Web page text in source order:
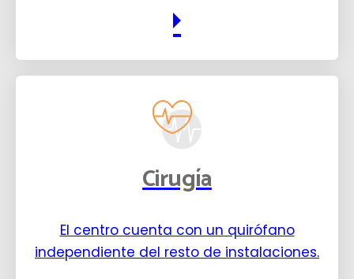
Cirugía
El centro cuenta con un quirófano
independiente del resto de instalaciones.